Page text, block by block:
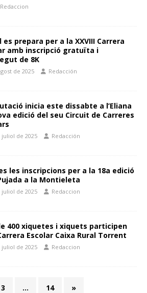
Redaccion
es prepara per a la XXVIII Carrera
amb inscripció gratuïta i
de 8K
de 2025 Redacción
inicia este dissabte a l’Eliana
edició del seu Circuit de Carreres
juliol de 2025 Redacción
les inscripcions per a la 18a edició
a la Montieleta
juliol de 2025 Redaccion
400 xiquetes i xiquets participen
Escolar Caixa Rural Torrent
juliol de 2025 Redaccion
3 … 14 »